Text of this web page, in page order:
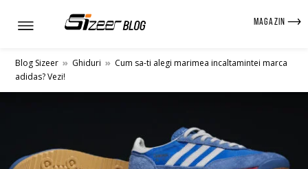
MAGAZIN
Blog Sizeer » Ghiduri » Cum sa-ti alegi marimea incaltamintei marca
adidas? Vezi!